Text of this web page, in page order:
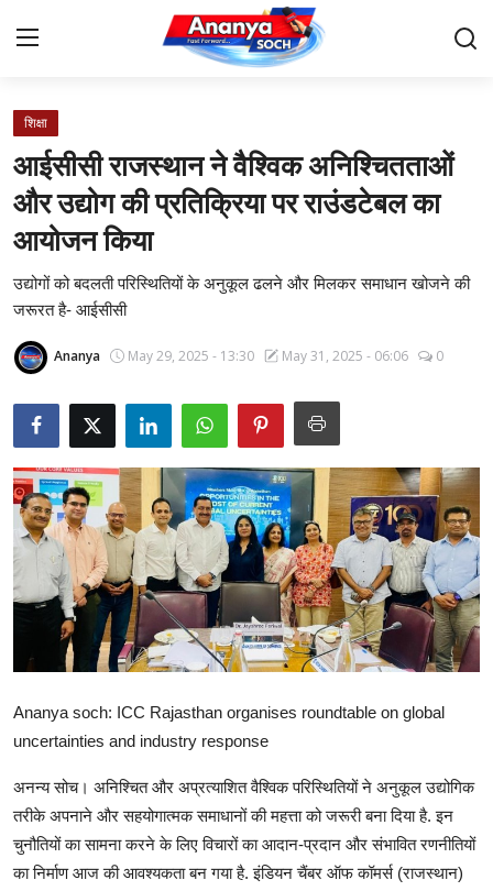
Home
Contact
About Us
देश
बिज़नेस
राजनीति
मनोरंजन
शिक्षा
राजस्थान
Hindi
शिक्षा
आईसीसी राजस्थान ने वैश्विक अनिश्चितताओं
और उद्योग की प्रतिक्रिया पर राउंडटेबल का
आयोजन किया
उद्योगों को बदलती परिस्थितियों के अनुकूल ढलने और मिलकर समाधान खोजने की
जरूरत है- आईसीसी
Ananya May 29, 2025 - 13:30 May 31, 2025 - 06:06 0
Ananya soch: ICC Rajasthan organises roundtable on global
uncertainties and industry response
अनन्य सोच। अनिश्चित और अप्रत्याशित वैश्विक परिस्थितियों ने अनुकूल उद्योगिक
तरीके अपनाने और सहयोगात्मक समाधानों की महत्ता को जरूरी बना दिया है. इन
चुनौतियों का सामना करने के लिए विचारों का आदान-प्रदान और संभावित रणनीतियों
का निर्माण आज की आवश्यकता बन गया है. इंडियन चैंबर ऑफ कॉमर्स (राजस्थान)